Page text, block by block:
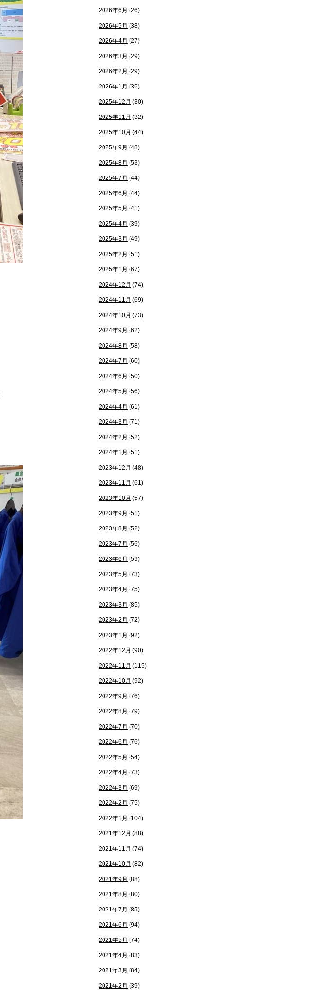
2026年6月 (26)
2026年5月 (38)
2026年4月 (27)
2026年3月 (29)
2026年2月 (29)
2026年1月 (35)
2025年12月 (30)
2025年11月 (32)
2025年10月 (44)
2025年9月 (48)
2025年8月 (53)
2025年7月 (44)
2025年6月 (44)
2025年5月 (41)
2025年4月 (39)
2025年3月 (49)
2025年2月 (51)
2025年1月 (67)
2024年12月 (74)
2024年11月 (69)
2024年10月 (73)
2024年9月 (62)
2024年8月 (58)
2024年7月 (60)
2024年6月 (50)
2024年5月 (56)
2024年4月 (61)
2024年3月 (71)
2024年2月 (52)
2024年1月 (51)
2023年12月 (48)
2023年11月 (61)
2023年10月 (57)
2023年9月 (51)
2023年8月 (52)
2023年7月 (56)
2023年6月 (59)
2023年5月 (73)
2023年4月 (75)
2023年3月 (85)
2023年2月 (72)
2023年1月 (92)
2022年12月 (90)
2022年11月 (115)
2022年10月 (92)
2022年9月 (76)
2022年8月 (79)
2022年7月 (70)
2022年6月 (76)
2022年5月 (54)
2022年4月 (73)
2022年3月 (69)
2022年2月 (75)
2022年1月 (104)
2021年12月 (88)
2021年11月 (74)
2021年10月 (82)
2021年9月 (88)
2021年8月 (80)
2021年7月 (85)
2021年6月 (94)
2021年5月 (74)
2021年4月 (83)
2021年3月 (84)
2021年2月 (39)